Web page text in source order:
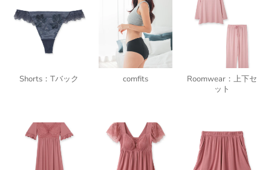
Shorts：Tバック comfits
Roomwear：上下セ
ット